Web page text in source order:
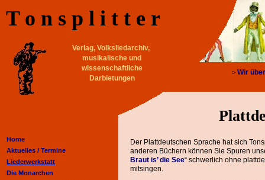
Home
Aktuelles / Termine
Liederwerkstatt
Die Monarchen
Der Plattdeutschen Sprache hat sich
anderen Büchern können Sie Spuren
Braut is’ die See“ schwerlich ohne
mitsingen.
> Wir
T o n s p l i t t e r
Verlag, Volksliedarchiv,
musikalische und
wissenschaftliche
Darbietungen